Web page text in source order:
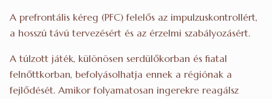
A prefrontális kéreg (PFC) felelős az impulzuskontrollért,
a hosszú távú tervezésért és az érzelmi szabályozásért.
A túlzott játék, különösen serdülőkorban és fiatal
felnőttkorban, befolyásolhatja ennek a régiónak a
fejlődését. Amikor folyamatosan ingerekre reagálsz